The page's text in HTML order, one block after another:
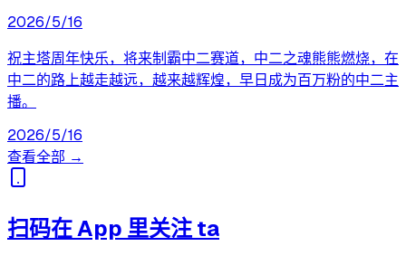
2026/5/16
祝主塔周年快乐，将来制霸中二赛道，中二之魂熊熊燃烧，在
中二的路上越走越远，越来越辉煌，早日成为百万粉的中二主
播。
2026/5/16
查看全部 →
扫码在 App 里关注 ta